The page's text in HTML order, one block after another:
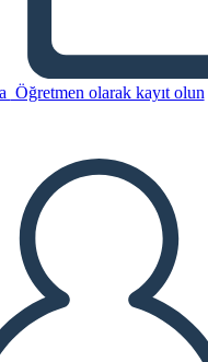
Öğretmen olarak kayıt olun
kopyala
OYNAT
OKU